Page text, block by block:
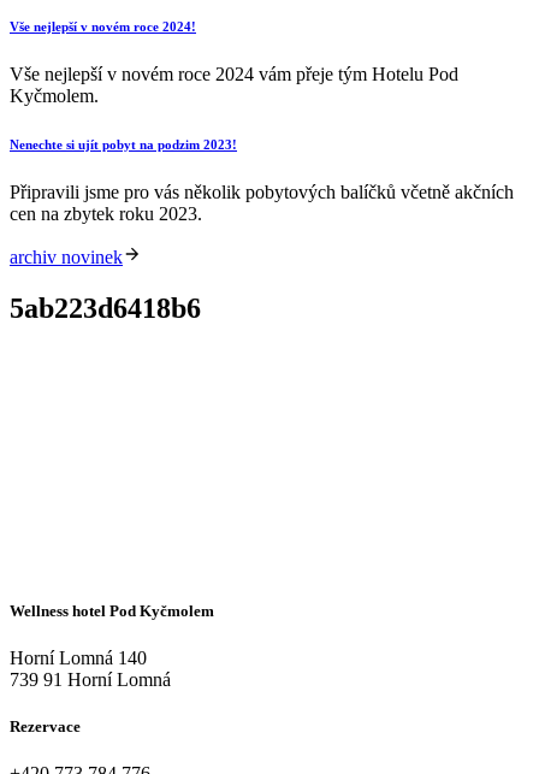
Vše nejlepší v novém roce 2024!
Vše nejlepší v novém roce 2024 vám přeje tým Hotelu Pod
Kyčmolem.
Nenechte si ujít pobyt na podzim 2023!
Připravili jsme pro vás několik pobytových balíčků včetně akčních
cen na zbytek roku 2023.
archiv novinek
5ab223d6418b6
Wellness hotel Pod Kyčmolem
Horní Lomná 140
739 91 Horní Lomná
Rezervace